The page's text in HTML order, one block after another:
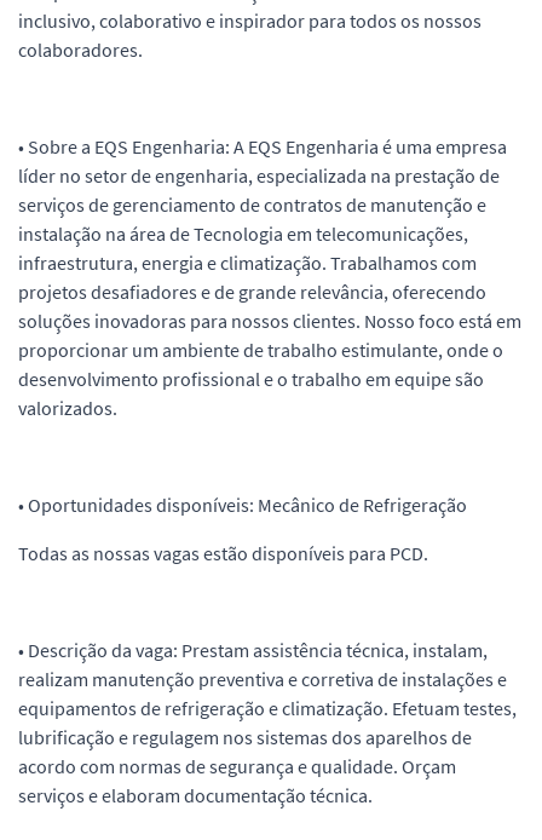
inclusivo, colaborativo e inspirador para todos os nossos
colaboradores.
• Sobre a EQS Engenharia: A EQS Engenharia é uma empresa
líder no setor de engenharia, especializada na prestação de
serviços de gerenciamento de contratos de manutenção e
instalação na área de Tecnologia em telecomunicações,
infraestrutura, energia e climatização. Trabalhamos com
projetos desafiadores e de grande relevância, oferecendo
soluções inovadoras para nossos clientes. Nosso foco está em
proporcionar um ambiente de trabalho estimulante, onde o
desenvolvimento profissional e o trabalho em equipe são
valorizados.
• Oportunidades disponíveis: Mecânico de Refrigeração
Todas as nossas vagas estão disponíveis para PCD.
• Descrição da vaga: Prestam assistência técnica, instalam,
realizam manutenção preventiva e corretiva de instalações e
equipamentos de refrigeração e climatização. Efetuam testes,
lubrificação e regulagem nos sistemas dos aparelhos de
acordo com normas de segurança e qualidade. Orçam
serviços e elaboram documentação técnica.